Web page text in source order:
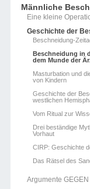
Männliche
Eine kleine
Geschichte der
Beschneidung-
Beschneidung in
dem Munde der
Masturbation und
von Kindern
Geschichte der
westlichen
Vom Ritual zur
Drei beständige
Vorhaut
CIRP: Geschichte
Das Rätsel des
Argumente